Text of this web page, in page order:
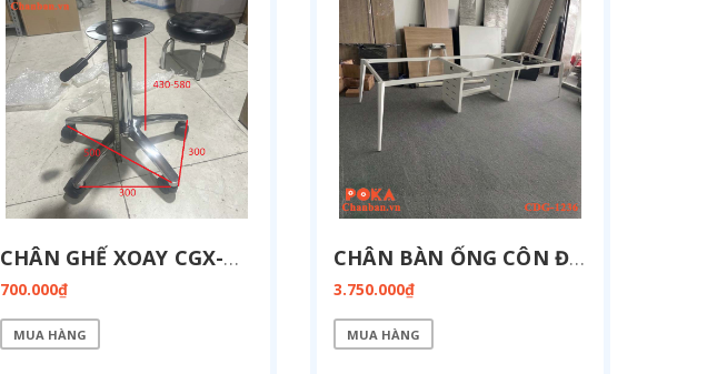
CHÂN GHẾ XOAY CGX-BV01
700.000₫
MUA HÀNG
CHÂN BÀN ỐNG CÔN ĐA GIÁC CÓ VÁCH ĐIỆN 1200X3600MM CDG-1236-BOX
3.750.000₫
MUA HÀNG